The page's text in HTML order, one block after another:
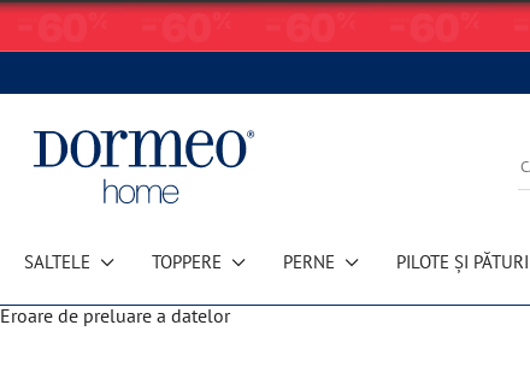
SALTELE TOPPERE PERNE PILOTE ȘI PĂTURI
Eroare de preluare a datelor